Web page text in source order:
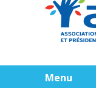
Menu